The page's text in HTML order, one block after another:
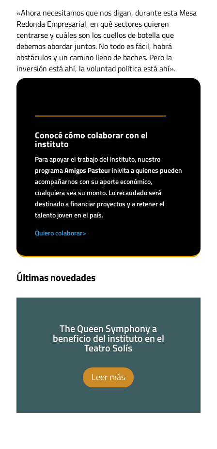
«Ahora necesitamos que nos digan, durante esta Mesa
Redonda Empresarial, en qué sectores quieren
centrarse y cuáles son los cuellos de botella que
debemos abordar juntos. No todo es fácil, habrá
obstáculos y un camino lleno de baches. Pero la
inversión está ahí, la voluntad política está ahí».
El discurso completo
Conocé cómo colaborar con el
instituto
Para apoyar el trabajo del instituto, nuestro
programaAmigos Pasteur inivita a quienes pueden
acompañarnos con su aporte económico,
cualquiera sea su monto. Lo recaudado será
destinado a financiar proyectos y a retener el
talento joven en el país.
Quiero colaborar>
Últimas novedades
The Queen Symphony a
beneficio del instituto en el
Teatro Solís
Leer más